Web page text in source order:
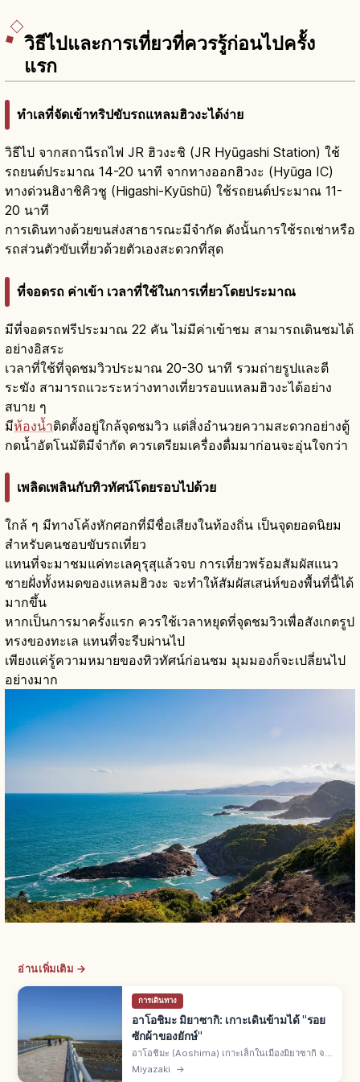
วิธีไปและการเที่ยวที่ควรรู้ก่อนไปครั้ง
แรก
ทำเลที่จัดเข้าทริปขับรถแหลมฮิวงะได้ง่าย
วิธีไป จากสถานีรถไฟ JR ฮิวงะชิ (JR Hyūgashi Station) ใช้
รถยนต์ประมาณ 14-20 นาที จากทางออกฮิวงะ (Hyūga IC)
ทางด่วนฮิงาชิคิวชู (Higashi-Kyūshū) ใช้รถยนต์ประมาณ 11-
20 นาที
การเดินทางด้วยขนส่งสาธารณะมีจำกัด ดังนั้นการใช้รถเช่าหรือ
รถส่วนตัวขับเที่ยวด้วยตัวเองสะดวกที่สุด
ที่จอดรถ ค่าเข้า เวลาที่ใช้ในการเที่ยวโดยประมาณ
มีที่จอดรถฟรีประมาณ 22 คัน ไม่มีค่าเข้าชม สามารถเดินชมได้
อย่างอิสระ
เวลาที่ใช้ที่จุดชมวิวประมาณ 20-30 นาที รวมถ่ายรูปและตี
ระฆัง สามารถแวะระหว่างทางเที่ยวรอบแหลมฮิวงะได้อย่าง
สบาย ๆ
มีห้องน้ำติดตั้งอยู่ใกล้จุดชมวิว แต่สิ่งอำนวยความสะดวกอย่างตู้
กดน้ำอัตโนมัติมีจำกัด ควรเตรียมเครื่องดื่มมาก่อนจะอุ่นใจกว่า
เพลิดเพลินกับทิวทัศน์โดยรอบไปด้วย
ใกล้ ๆ มีทางโค้งหักศอกที่มีชื่อเสียงในท้องถิ่น เป็นจุดยอดนิยม
สำหรับคนชอบขับรถเที่ยว
แทนที่จะมาชมแค่ทะเลคุรุสุแล้วจบ การเที่ยวพร้อมสัมผัสแนว
ชายฝั่งทั้งหมดของแหลมฮิวงะ จะทำให้สัมผัสเสน่ห์ของพื้นที่นี้ได้
มากขึ้น
หากเป็นการมาครั้งแรก ควรใช้เวลาหยุดที่จุดชมวิวเพื่อสังเกตรูป
ทรงของทะเล แทนที่จะรีบผ่านไป
เพียงแค่รู้ความหมายของทิวทัศน์ก่อนชม มุมมองก็จะเปลี่ยนไป
อย่างมาก
อ่านเพิ่มเติม →
การเดินทาง
อาโอชิมะ มิยาซากิ: เกาะเดินข้ามได้ "รอย
ซักผ้าของยักษ์"
อาโอชิมะ (Aoshima) เกาะเล็กในเมืองมิยาซากิ จ.มิ
ยาซากิ รอบเกาะ 1.5 กม. เดินข้ามสะพานได้ ใจกลาง
มีศาลเจ้าอาโอชิมะ โขดหินลอนคลื่น "โอนิโนะเซ็น
Miyazaki →